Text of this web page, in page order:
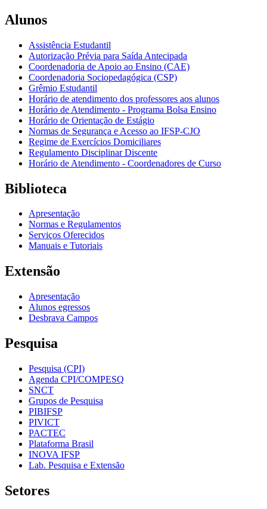
Alunos
Assistência Estudantil
Autorização Prévia para Saída Antecipada
Coordenadoria de Apoio ao Ensino (CAE)
Coordenadoria Sociopedagógica (CSP)
Grêmio Estudantil
Horário de atendimento dos professores aos alunos
Horário de Atendimento - Programa Bolsa Ensino
Horário de Orientação de Estágio
Normas de Segurança e Acesso ao IFSP-CJO
Regime de Exercícios Domiciliares
Regulamento Disciplinar Discente
Horário de Atendimento - Coordenadores de Curso
Biblioteca
Apresentação
Normas e Regulamentos
Serviços Oferecidos
Manuais e Tutoriais
Extensão
Apresentação
Alunos egressos
Desbrava Campos
Pesquisa
Pesquisa (CPI)
Agenda CPI/COMPESQ
SNCT
Grupos de Pesquisa
PIBIFSP
PIVICT
PACTEC
Plataforma Brasil
INOVA IFSP
Lab. Pesquisa e Extensão
Setores